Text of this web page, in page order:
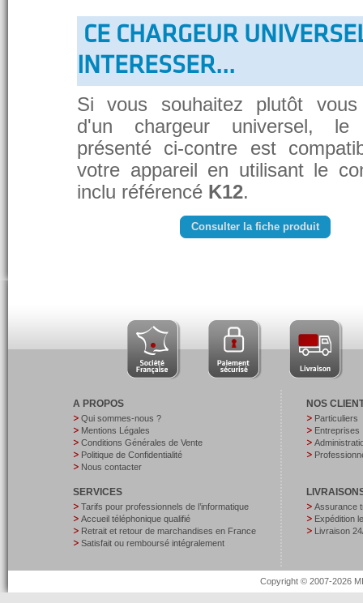
CE CHARGEUR
INTERESSER...
Si vous souhaitez plutôt vous
d'un chargeur universel, le
présenté ci-contre est
votre appareil en utilisant le
inclu référencé K12.
Consulter la fiche produit
A PROPOS
Qui sommes-nous ?
Mentions Légales
Conditions Générales de Vente
Politique de Confidentialité
Nous contacter
SERVICES
Tarifs pour professionnels de l’informatique
Accueil téléphonique qualifié
Retrait et retour de marchandises en France
Satisfait ou remboursé intégralement
NOS
Particuliers
Entreprises
Assurance
Expédition
Livraison
Copyright © 2007-2026